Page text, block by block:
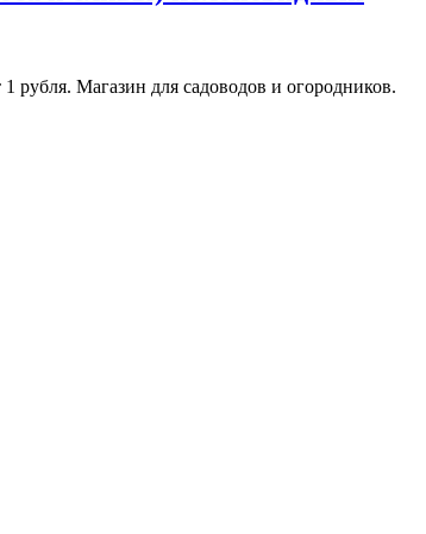
рубля. Магазин для садоводов и огородников.